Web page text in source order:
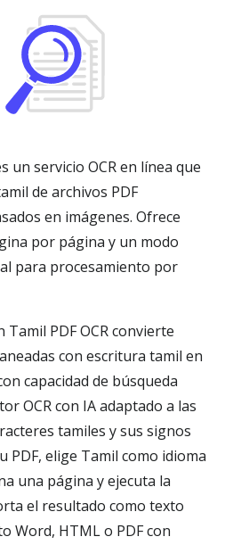
un servicio OCR en línea que
de archivos PDF
en imágenes. Ofrece
por página y un modo
para procesamiento por
PDF OCR convierte
con escritura tamil en
capacidad de búsqueda
OCR con IA adaptado a las
tamiles y sus signos
PDF, elige Tamil como idioma
una página y ejecuta la
el resultado como texto
Word, HTML o PDF con